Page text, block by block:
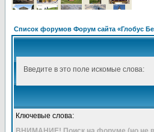
Список форумов Форум сайта «Глобус
Введите в это поле искомые слова:
Ключевые слова: